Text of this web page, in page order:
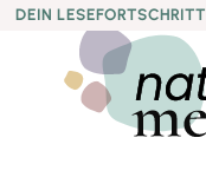
DEIN LESEFORTSCHRITT